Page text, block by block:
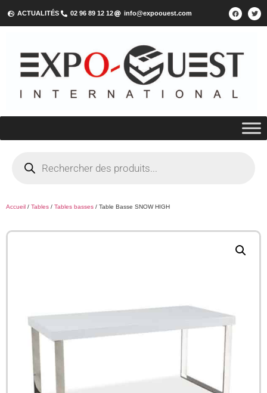
ACTUALITÉS 02 96 89 12 12 info@expoouest.com
Accueil / Tables / Tables basses / Table Basse SNOW HIGH